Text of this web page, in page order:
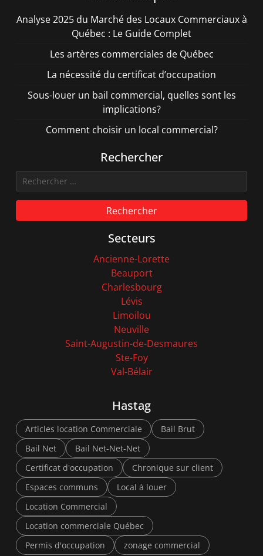
Analyse 2025 du Marché des Locaux Commerciaux à
Québec : Le Guide Complet
Les artères commerciales de Québec
La nécessité du certificat d’occupation
Sous-louer un bail commercial, quelles sont les
implications?
Comment choisir un local commercial?
Rechercher
Rechercher
Secteurs
Ancienne-Lorette
Beauport
Charlesbourg
Lévis
Limoilou
Neuville
Saint-Augustin-de-Desmaures
Ste-Foy
Val-Bélair
Hastag
Articles location Commerciale
Bail Brut
Bail Net
Bail Net-Net-Net
Certificat d'occupation
Chronique sur client
Espaces communs
Local à louer
Location Commercial
Location commerciale Québec
Permis d'occupation
zonage commercial